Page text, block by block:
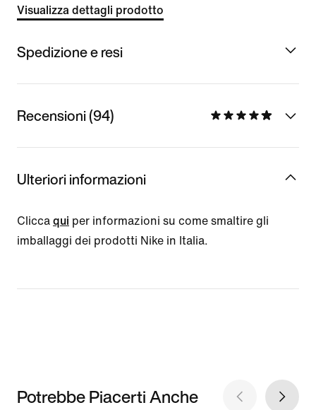
Visualizza dettagli prodotto
Spedizione e resi
Recensioni (94)
Ulteriori informazioni
Clicca qui per informazioni su come smaltire gli
imballaggi dei prodotti Nike in Italia.
Potrebbe Piacerti Anche